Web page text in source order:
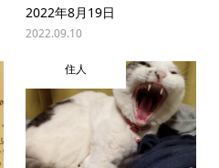
2022年8月19日
2022.09.10
住人